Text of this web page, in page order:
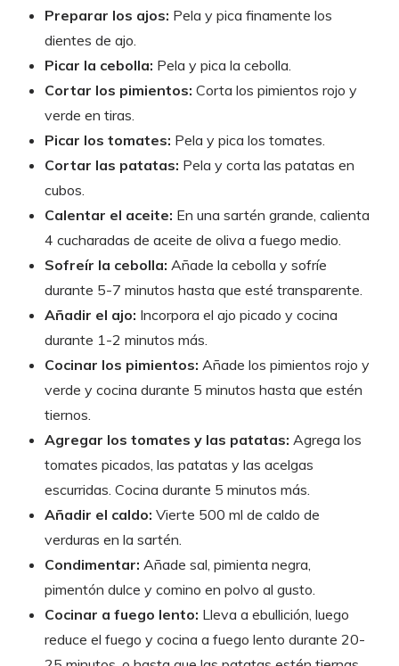
Preparar los ajos: Pela y pica finamente los
dientes de ajo.
Picar la cebolla: Pela y pica la cebolla.
Cortar los pimientos: Corta los pimientos rojo y
verde en tiras.
Picar los tomates: Pela y pica los tomates.
Cortar las patatas: Pela y corta las patatas en
cubos.
Calentar el aceite: En una sartén grande, calienta
4 cucharadas de aceite de oliva a fuego medio.
Sofreír la cebolla: Añade la cebolla y sofríe
durante 5-7 minutos hasta que esté transparente.
Añadir el ajo: Incorpora el ajo picado y cocina
durante 1-2 minutos más.
Cocinar los pimientos: Añade los pimientos rojo y
verde y cocina durante 5 minutos hasta que estén
tiernos.
Agregar los tomates y las patatas: Agrega los
tomates picados, las patatas y las acelgas
escurridas. Cocina durante 5 minutos más.
Añadir el caldo: Vierte 500 ml de caldo de
verduras en la sartén.
Condimentar: Añade sal, pimienta negra,
pimentón dulce y comino en polvo al gusto.
Cocinar a fuego lento: Lleva a ebullición, luego
reduce el fuego y cocina a fuego lento durante 20-